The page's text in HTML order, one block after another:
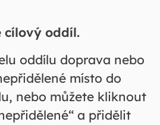
cílový oddíl.
oddílu doprava nebo
místo do
nebo můžete kliknout
a přidělit